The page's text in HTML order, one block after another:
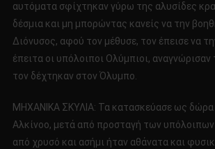
αυτόματα σφίχτηκαν γύρω της αλυσίδες
δέσμια και μη μπορώντας κανείς να την
Διόνυσος, αφού τον μέθυσε, τον έπεισε να
έπειτα οι υπόλοιποι Ολύμπιοι, αναγνώρισαν
τον δέχτηκαν στον Όλυμπο.
ΜΗΧΑΝΙΚΑ ΣΚΥΛΙΑ: Τα κατασκεύασε ως δώρα
Αλκίνοο, μετά από προσταγή των
από χρυσό και ασήμι ήταν αθάνατα και